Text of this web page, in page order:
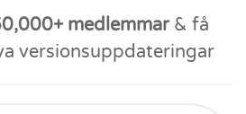
medlemmar& få
versionsuppdateringar